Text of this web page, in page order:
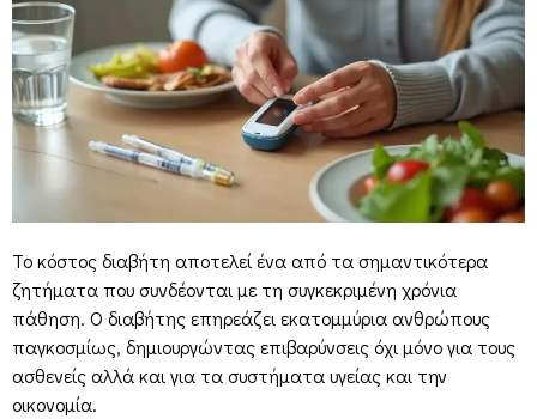
Το κόστος διαβήτη αποτελεί ένα από τα σημαντικότερα
ζητήματα που συνδέονται με τη συγκεκριμένη χρόνια
πάθηση. Ο διαβήτης επηρεάζει εκατομμύρια ανθρώπους
παγκοσμίως, δημιουργώντας επιβαρύνσεις όχι μόνο για τους
ασθενείς αλλά και για τα συστήματα υγείας και την
οικονομία.